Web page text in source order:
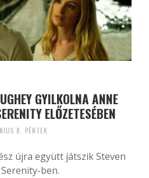
GYILKOLNA ANNE
ELŐZETESÉBEN
8. PÉNTEK
újra együtt játszik Steven
ben.